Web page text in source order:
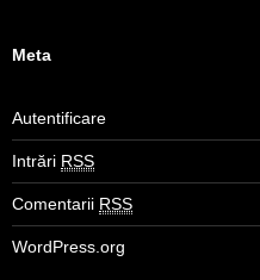
Meta
Autentificare
Intrări RSS
Comentarii RSS
WordPress.org